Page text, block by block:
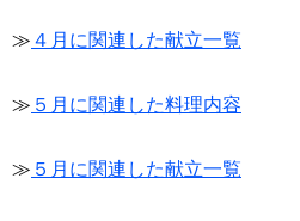
≫ ４月に関連した献立一覧
≫ ５月に関連した料理内容
≫ ５月に関連した献立一覧